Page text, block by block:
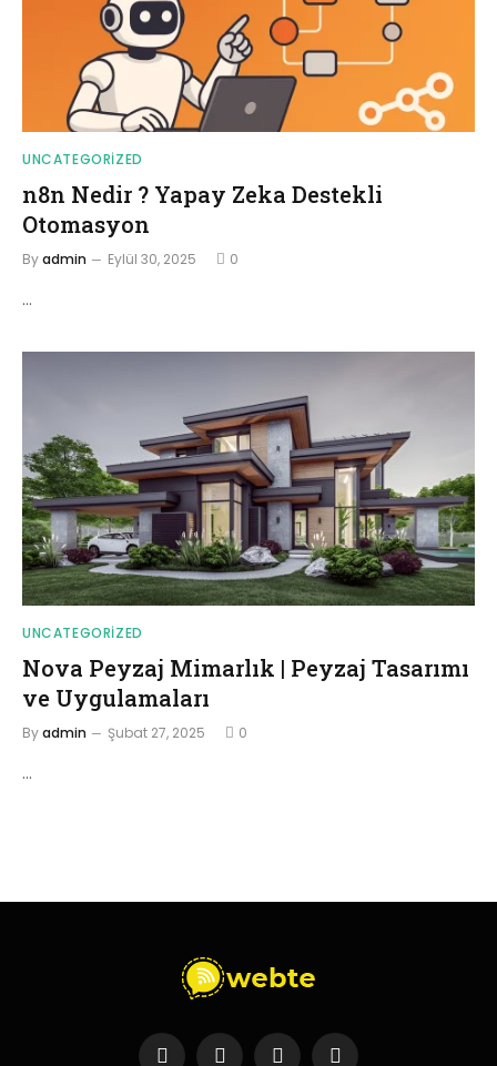
UNCATEGORIZED
n8n Nedir ? Yapay Zeka Destekli
Otomasyon
Byadmin Eylül 30, 2025 0
…
UNCATEGORIZED
Nova Peyzaj Mimarlık | Peyzaj Tasarımı
ve Uygulamaları
Byadmin Şubat 27, 2025 0
…